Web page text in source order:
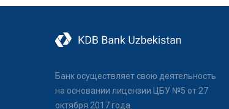
Банк осуществляет свою деятельность
на основании лицензии ЦБУ №5 от 27
октября 2017 года.